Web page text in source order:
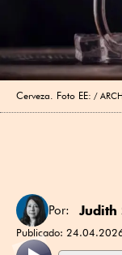
Cerveza. Foto EE:
Por: Judith
Publicado: